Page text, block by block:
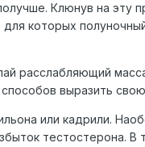
Клюнув на эту
которых
расслабляющий
выразить
или кадрили.
тестостерона. В